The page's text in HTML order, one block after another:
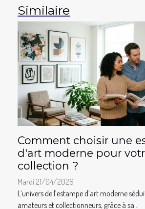
Similaire
Comment choisir une
d'art moderne pour
collection ?
Mardi 21/04/2026
L’univers de l’estampe d’art moderne
amateurs et collectionneurs, grâce à sa...